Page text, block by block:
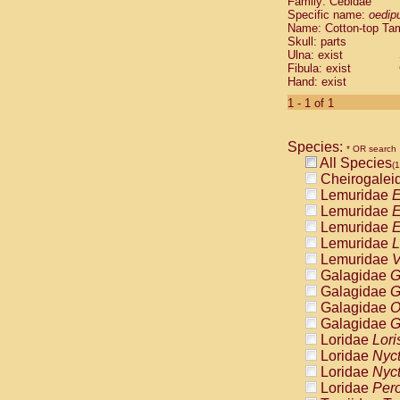
Cebidae
Cebidae
Cebidae
Cebidae
Cebidae
Cebidae
Cebidae
Cebidae
Cebidae
Cebidae
Cebidae
Cebidae
Atelidae
Atelidae
Atelidae
Atelidae
Atelidae
Atelidae
Atelidae
Atelidae
Atelidae
Atelidae
Pitheciidae
Specific name:
Name: Cotton-top
Skull: parts
Ulna: exist
Fibula: exist
Hand: exist
1 - 1 of 1
Species: * OR search
All Species
Lemuridae
Lemuridae
Lemuridae
Lemuridae
Lemuridae
Galagidae
Galagidae
Galagidae
Galagidae
Loridae
Loridae
Loridae
Loridae